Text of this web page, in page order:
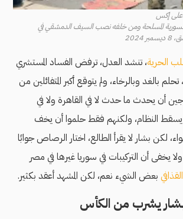
على إكس
السورية المسلحة ومن خلفه نصب السيف الدمشقي في
2024
الحرية، تنشد العدل، ترفض الفساد المستشري
بالغد وبالرخاء، ولم يتوقع أكبر المتفائلين من
أن يحدث ما حدث لا في القاهرة ولا في
النظام، ولكنهم فقط حلموا أن يخف
لكن بشار لا يقرأ الطالع، اختار الرصاص جوابًا
يخفى أن التركيبات في سوريا غيرها في مصر
بعض الشيء نعم، لكن المشهد أعقد بكثير.
يشرب من الكأس